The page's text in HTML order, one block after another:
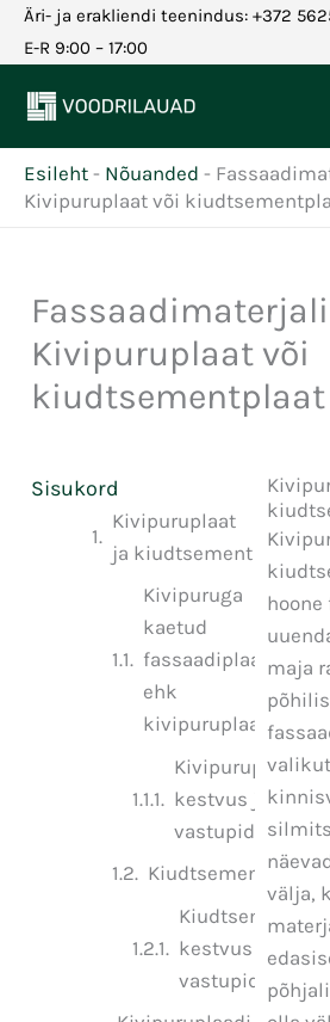
SkipÄri- ja erakliendi teenindus: +372
E-R 9:00 – 17:00
Esileht - Nõuanded -
Kivipuruplaat või
Kivipuruplaat või
kiudtsementplaat
Sisukord
Kivipuruplaat
ja kiudtsement
Kivipuruga
kaetud
fassaadiplaat
ehk
kivipuruplaat
Kivipuruplaadi
kestvus ja
vastupidavus
Kiudtsementplaat
kestvus ja
vastupidavus
hoone
maja
välja,